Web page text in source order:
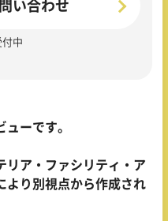
い合わせ
付中
ーです。
リア・ファシリティ・ア
より別視点から作成され